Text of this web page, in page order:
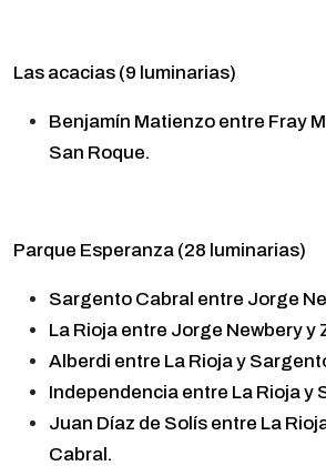
Las acacias (9 luminarias)
Benjamín Matienzo entre Fray
San Roque.
Parque Esperanza (28 luminarias)
Sargento Cabral entre Jorge
La Rioja entre Jorge Newbery y
Alberdi entre La Rioja y
Independencia entre La Rioja y
Juan Díaz de Solís entre La
Cabral.